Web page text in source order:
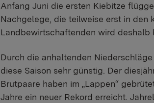
Anfang Juni die ersten Kiebitze
Nachgelege, die teilweise erst in den
Landbewirtschaftenden wird deshalb
Durch die anhaltenden
diese Saison sehr günstig. Der
Brutpaare haben im „Lappen“
Jahre ein neuer Rekord erreicht.